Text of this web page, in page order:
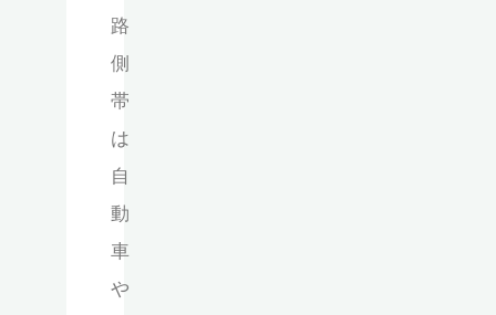
路
側
帯
は
自
動
車
や